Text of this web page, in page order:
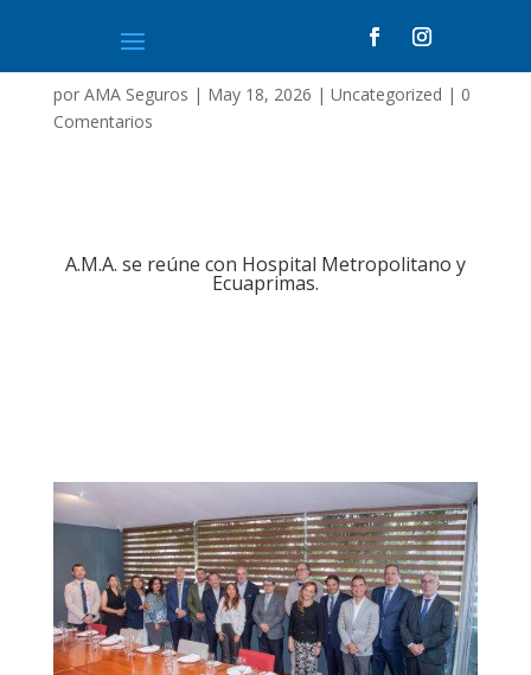
por AMA Seguros | May 18, 2026 | Uncategorized | 0
Comentarios
A.M.A. se reúne con Hospital Metropolitano y
Ecuaprimas.